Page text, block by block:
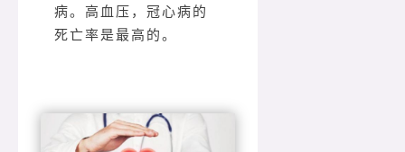
病。高血压，冠心病的
死亡率是最高的。